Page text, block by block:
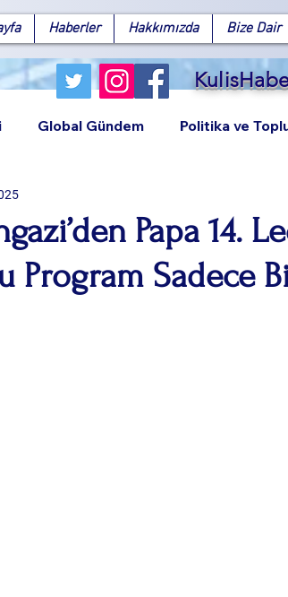
Haberler Hakkımızda Bize Dair
Facebook X (Twitter)WhatsApp
Global Gündem Politika ve
Papa 14.
Program Sadece